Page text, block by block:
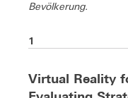
Bevölkerung.
1
Virtual Reality